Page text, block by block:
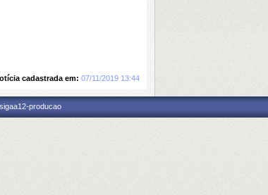
cadastrada em: 07/11/2019 13:44
producao